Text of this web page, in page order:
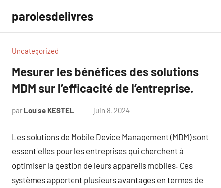
contenu
parolesdelivres
Uncategorized
Mesurer les bénéfices des solutions
MDM sur l’efficacité de l’entreprise.
par Louise KESTEL juin 8, 2024
Les solutions de Mobile Device Management (MDM) sont
essentielles pour les entreprises qui cherchent à
optimiser la gestion de leurs appareils mobiles. Ces
systèmes apportent plusieurs avantages en termes de